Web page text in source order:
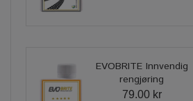
EVOBRITE Innvendig
rengjøring
79.00 kr